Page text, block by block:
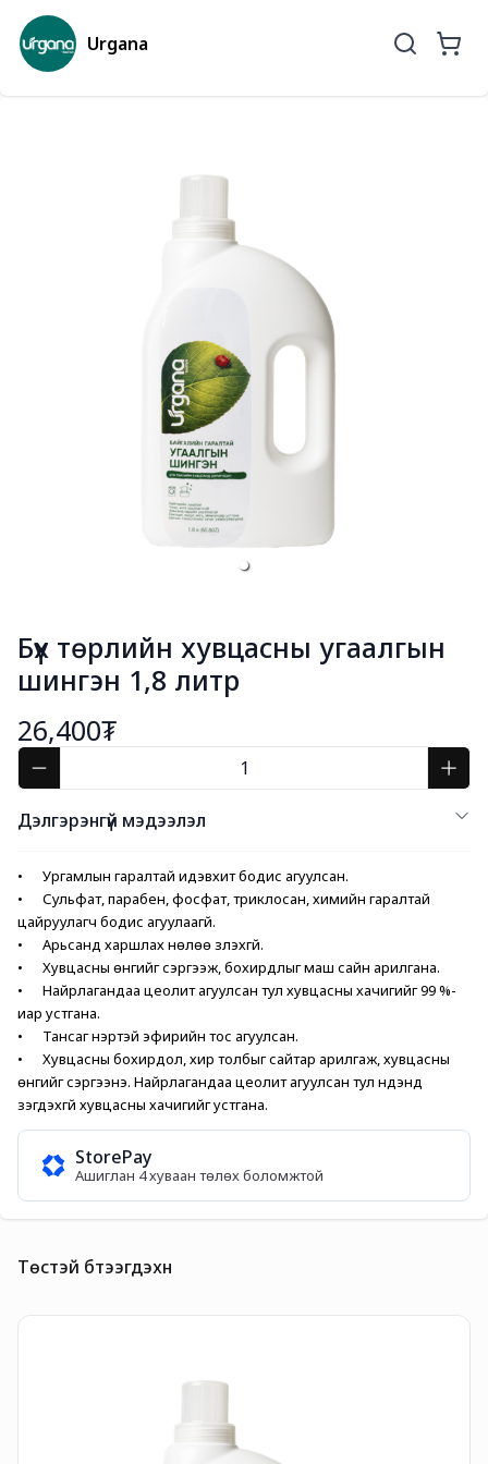
Urgana
Бүх төрлийн хувцасны угаалгын
шингэн 1,8 литр
26,400₮
Дэлгэрэнгүй мэдээлэл
•      Ургамлын гаралтай идэвхит бодис агуулсан.
•      Сульфат, парабен, фосфат, триклосан, химийн гаралтай
цайруулагч бодис агуулаагүй.
•      Арьсанд харшлах нөлөө үзүүлэхгүй.
•      Хувцасны өнгийг сэргээж, бохирдлыг маш сайн арилгана.
•      Найрлагандаа цеолит агуулсан тул хувцасны хачигийг 99 %-
иар устгана.
•      Тансаг үнэртэй эфирийн тос агуулсан.
•      Хувцасны бохирдол, хир толбыг сайтар арилгаж, хувцасны
өнгийг сэргээнэ. Найрлагандаа цеолит агуулсан тул нүдэнд
үзэгдэхгүй хувцасны хачигийг устгана.
StorePay
Ашиглан 4 хуваан төлөх боломжтой
Төстэй бүтээгдэхүүн